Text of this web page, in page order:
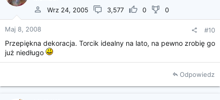
Wrz 24, 2005
3,577 0 0
Maj 8, 2008 #10
Przepiękna dekoracja. Torcik idealny na lato, na pewno zrobię go
już niedługo
Odpowiedz